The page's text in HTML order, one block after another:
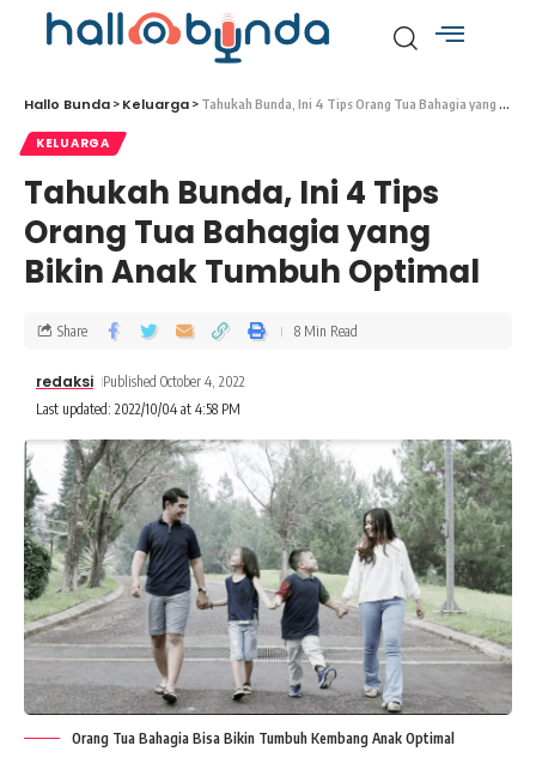
Hallo Bunda > Keluarga > Tahukah Bunda, Ini 4 Tips Orang Tua Bahagia yang Bikin Anak Tumbuh Optimal
KELUARGA
Tahukah Bunda, Ini 4 Tips
Orang Tua Bahagia yang
Bikin Anak Tumbuh Optimal
Last updated: 2022/10/04 at 4:58 PM
redaksi Published October 4, 2022
Share 8 Min Read
Orang Tua Bahagia Bisa Bikin Tumbuh Kembang Anak Optimal